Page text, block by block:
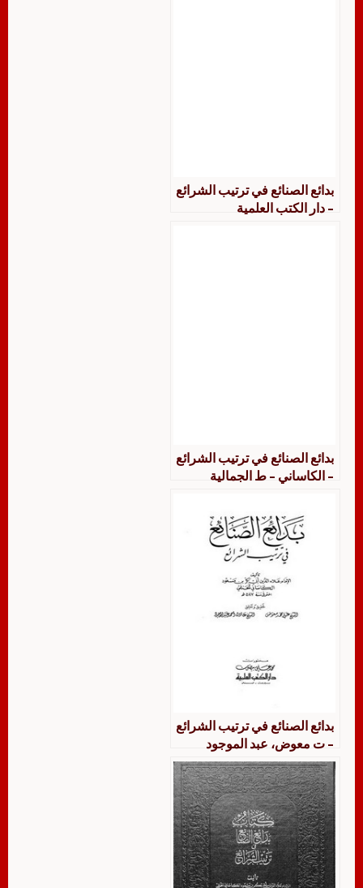
بدائع الصنائع في ترتيب الشرائع
– دار الكتب العلمية
بدائع الصنائع في ترتيب الشرائع
– الكاساني – ط الجمالية
بدائع الصنائع في ترتيب الشرائع
– ت معوض، عبد الموجود